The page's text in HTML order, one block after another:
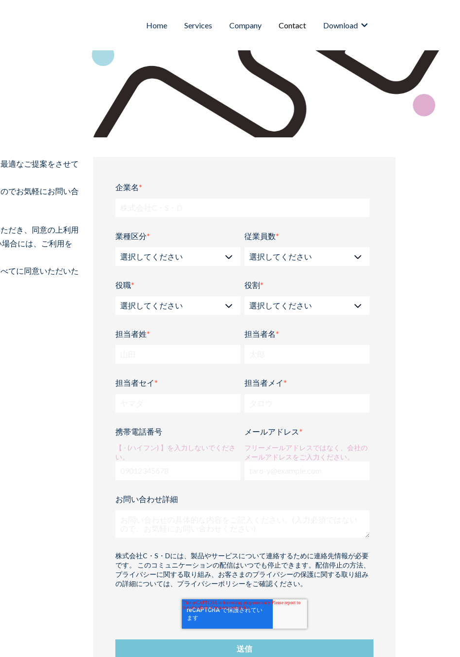
Home Services Company Contact Download
Downloadのサブメニューを
適なご提案をさせて
でお気軽にお問い合
だき、同意の上利用
合には、ご利用を
てに同意いただいた
企業名*
業種区分* 従業員数*
役職* 役割*
担当者姓* 担当者名*
担当者セイ* 担当者メイ*
携帯電話番号
【 - (ハイフン) 】を入力しないでくださ
い。
メールアドレス*
フリーメールアドレスではなく、会社の
メールアドレスをご入力ください。
お問い合わせ詳細
株式会社C・S・Dには、製品やサービスについて連絡するために連絡先情報が必要
です。 このコミュニケーションの配信はいつでも停止できます。配信停止の方法、
プライバシーに関する取り組み、お客さまのプライバシーの保護に関する取り組み
の詳細については、プライバシーポリシーをご確認ください。